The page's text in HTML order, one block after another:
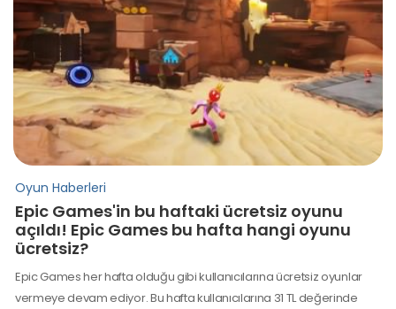
Oyun Haberleri
Epic Games'in bu haftaki ücretsiz oyunu
açıldı! Epic Games bu hafta hangi oyunu
ücretsiz?
Epic Games her hafta olduğu gibi kullanıcılarına ücretsiz oyunlar
vermeye devam ediyor. Bu hafta kullanıcılarına 31 TL değerinde